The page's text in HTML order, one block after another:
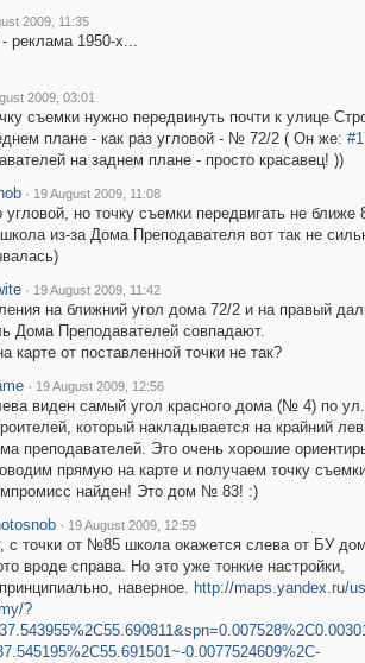
2009, 11:35
реклама 1950-х...
2009, 03:01
съемки нужно передвинуть почти к улице
плане - как раз угловой - № 72/2 ( Он же:
на заднем плане - просто красавец! ))
· 19 August 2009, 11:08
но точку съемки передвигать не ближе
из-за Дома Преподавателя вот так не
· 19 August 2009, 11:42
на ближний угол дома 72/2 и на правый
Дома Преподавателей совпадают.
карте от поставленной точки не так?
· 19 August 2009, 12:56
виден самый угол красного дома (№ 4) по ул.
который накладывается на крайний
преподавателей. Это очень хорошие
прямую на карте и получаем точку
найден! Это дом № 83! :)
· 19 August 2009, 12:59
с точки от №85 школа окажется слева от БУ
вроде справа. Но это уже тонкие настройки,
наверное. http://maps.yandex.ru/
?
0.0077524609%2C-